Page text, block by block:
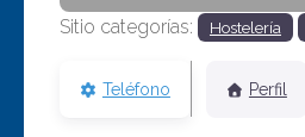
Sitio categorías: Hostelería
Teléfono Perfil